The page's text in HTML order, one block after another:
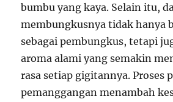
bumbu yang kaya. Selain itu,
membungkusnya tidak hanya
sebagai pembungkus, tetapi
aroma alami yang semakin
rasa setiap gigitannya. Proses
pemanggangan menambah